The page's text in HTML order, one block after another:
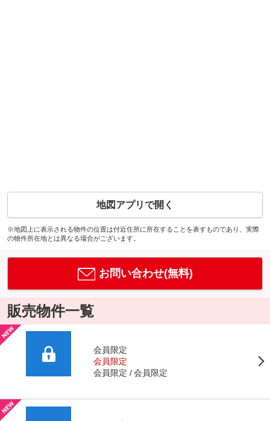
地図アプリで開く
※地図上に表示される物件の位置は付近住所に所在することを表すものであり、実際
の物件所在地とは異なる場合がございます。
お問い合わせ(無料)
販売物件一覧
会員限定
会員限定
会員限定
会員限定